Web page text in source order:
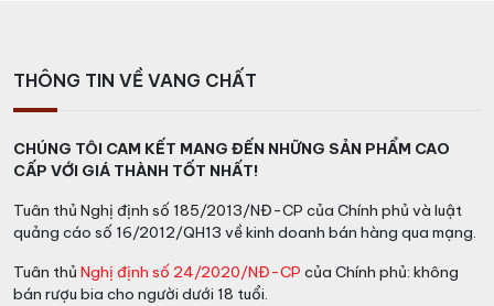
THÔNG TIN VỀ VANG CHẤT
CHÚNG TÔI CAM KẾT MANG ĐẾN NHỮNG SẢN PHẨM CAO
CẤP VỚI GIÁ THÀNH TỐT NHẤT!
Tuân thủ Nghị định số 185/2013/NĐ-CP của Chính phủ và luật
quảng cáo số 16/2012/QH13 về kinh doanh bán hàng qua mạng.
Tuân thủ Nghị định số 24/2020/NĐ-CP của Chính phủ: không
bán rượu bia cho người dưới 18 tuổi.